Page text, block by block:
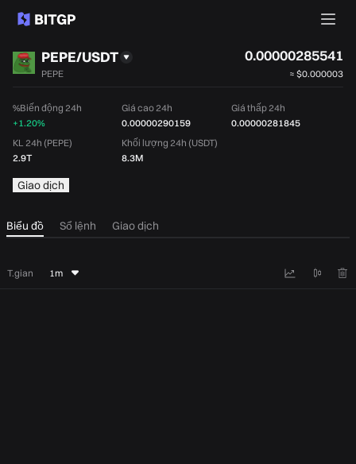
PEPE/USDT
PEPE
0.00000285541
≈ $0.000003
%Biến động 24h
+1.20%
Giá cao 24h
0.00000290159
Giá thấp 24h
0.00000281845
KL 24h (PEPE)
2.9T
Khối lượng 24h (USDT)
8.3M
Giao dịch
Biểu đồ Sổ lệnh Giao dịch
T.gian 1m